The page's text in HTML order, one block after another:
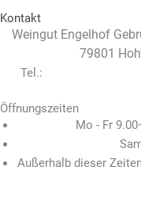
Kontakt
Weingut Engelhof
79801
Tel.:
Öffnungszeiten
Mo - Fr
Außerhalb dieser